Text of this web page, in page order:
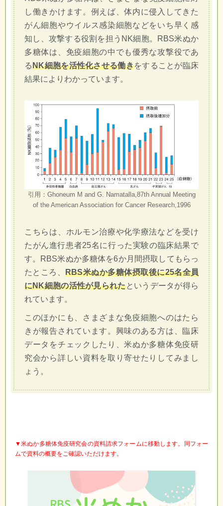
し働きかけます。例えば、体内に侵入してきた
がん細胞やウイルス感染細胞などをいち早く感
知し、攻撃する役割を担うNK細胞。RBS米ぬか
多糖体は、免疫細胞の中でも優秀な攻撃役であ
るNK細胞を活性化させる働きをすることが臨床
結果によりわかっています。
引用：Ghoneum M and G. Namatalla,87th Annual Meeting
of the American Association for Cancer Research,1996
こちらは、ホルモン治療や化学療法などを受け
たがん進行患者25名に行った実験の臨床結果で
す。RBS米ぬか多糖体を6か月間摂取してもらっ
たところ、
RBS米ぬか多糖体摂取後に25名全員
にNK細胞の活性が見られたというデータが得ら
れています。
このほかにも、さまざまな免疫細胞へのはたら
きが報告されています。興味のある方は、臨床
データをチェックしたり、米ぬか多糖体免疫研
究会から詳しい資料を取り寄せたりしてみまし
ょう。
▼米ぬか多糖体免疫研究会の資料請求フォームに移動します。同フォー
ムで資料の概要をご確認いただけます。